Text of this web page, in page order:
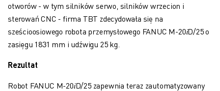
WYDARZENIA
WYDARZENIA EDUKACYJNE
O FIRMIE FANUC
O FIRMIE FANUC
NASZE LOKALIZACJE
ZRÓWNOWAŻONY ROZWÓJ
otworów - w tym silników serwo, silników wrzecion i
sterowań CNC - firma TBT zdecydowała się na
sześcioosiowego robota przemysłowego FANUC M-20𝑖D/25 o
zasięgu 1831 mm i udźwigu 25 kg.
Rezultat
Robot FANUC M-20𝑖D/25 zapewnia teraz zautomatyzowany